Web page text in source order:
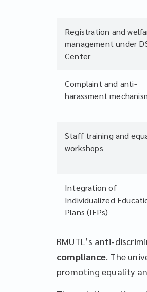
Registration and
management under
Center
Complaint and anti-
harassment
Staff training and
workshops
Integration of
Individualized
Plans (IEPs)
RMUTL’s anti-
compliance. The
promoting equality